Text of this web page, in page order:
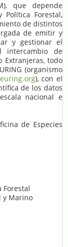
que depende
Forestal,
de distintos
de emitir y
y gestionar el
de
Extranjeras, todo
(organismo
), con el
de los datos
nacional e
de Especies
Forestal
y Marino